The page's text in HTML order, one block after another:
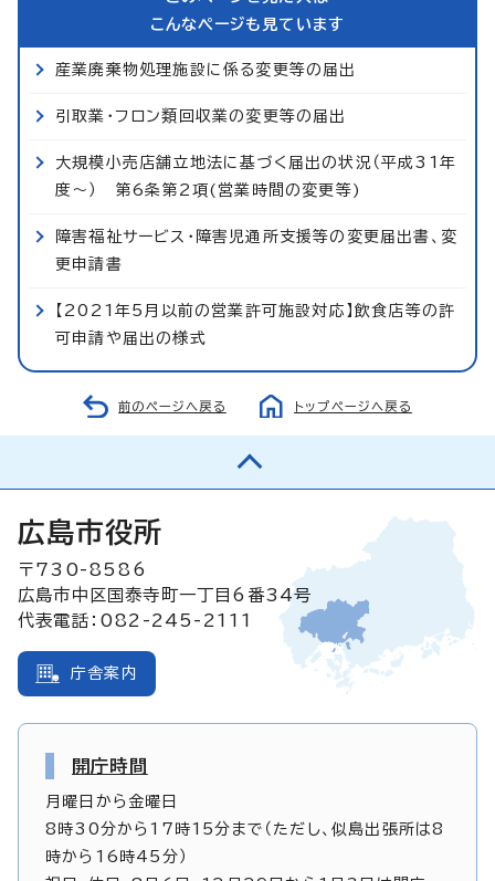
こんなページも見ています
産業廃棄物処理施設に係る変更等の届出
引取業・フロン類回収業の変更等の届出
大規模小売店舗立地法に基づく届出の状況（平成31年
度～） 第6条第2項(営業時間の変更等)
障害福祉サービス・障害児通所支援等の変更届出書、変
更申請書
【2021年5月以前の営業許可施設対応】飲食店等の許
可申請や届出の様式
前のページへ戻る トップページへ戻る
広島市役所
〒730-8586
広島市中区国泰寺町一丁目6番34号
代表電話：082-245-2111
庁舎案内
開庁時間
月曜日から金曜日
8時30分から17時15分まで（ただし、似島出張所は8
時から16時45分）